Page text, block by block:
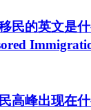
民的英文是
高峰出现在